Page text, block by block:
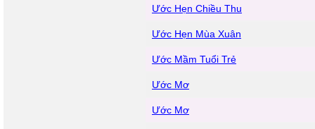
Ước Hẹn Chiều Thu
Ước Hẹn Mùa Xuân
Ước Mầm Tuổi Trẻ
Ước Mơ
Ước Mơ